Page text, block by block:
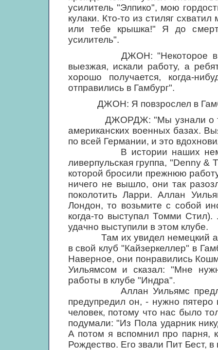
усилитель "Элпико", мою
кулаки. Кто-то из стиляг
или тебе крышка!" Я до
усилитель".
ДЖОН: "Некоторое время
выезжая, искали работу, а
хорошо получается, когда-
отправились в Гамбург".
ДЖОН: Я повзрослел в
ДЖОРДЖ: "Мы узнали о том
американских военных базах.
по всей Германии, и это
В истории наших
ливерпульская группа, "Denny
которой бросили прежнюю
ничего не вышло, они так
поколотить Ларри. Аллан
Лондон, то возьмите с собой
когда-то выступал Томми
удачно выступили в этом клубе.
Там их увидел немецкий
в свой клуб "Кайзеркеллер" в
Наверное, они понравились
Уильямсом и сказал: "Мне
работы в клубе "Индра".
Аллан Уильямс
предупредил он, - нужно
человек, потому что нас было
подумали: "Из Пола ударник
А потом я вспомнил про парня,
Рождество. Его звали Пит Бест,